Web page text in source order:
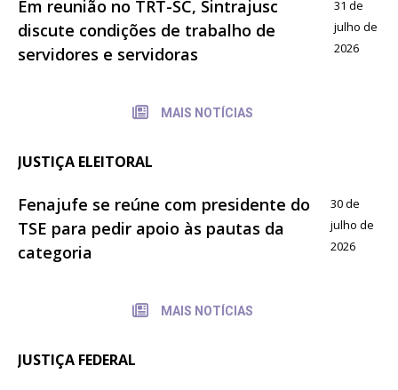
Em reunião no TRT-SC, Sintrajusc
discute condições de trabalho de
servidores e servidoras
31 de
julho de
2026
MAIS NOTÍCIAS
JUSTIÇA ELEITORAL
Fenajufe se reúne com presidente do
TSE para pedir apoio às pautas da
categoria
30 de
julho de
2026
MAIS NOTÍCIAS
JUSTIÇA FEDERAL